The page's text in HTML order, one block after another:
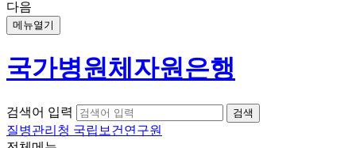
다음
메뉴열기
국가병원체자원은행
검색어 입력
질병관리청 국립보건연구원